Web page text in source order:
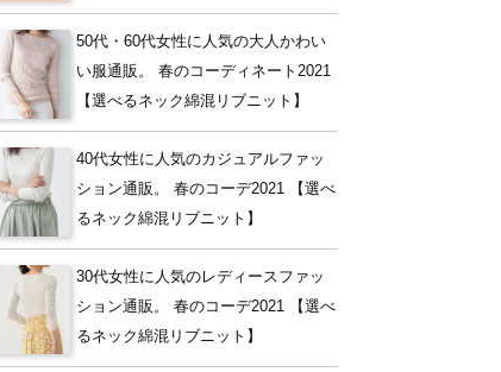
50代・60代女性に人気の大人かわい
い服通販。 春のコーディネート2021
【選べるネック綿混リブニット】
40代女性に人気のカジュアルファッ
ション通販。 春のコーデ2021 【選べ
るネック綿混リブニット】
30代女性に人気のレディースファッ
ション通販。 春のコーデ2021 【選べ
るネック綿混リブニット】